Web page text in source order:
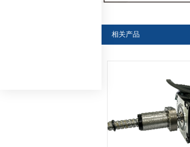
相关产品